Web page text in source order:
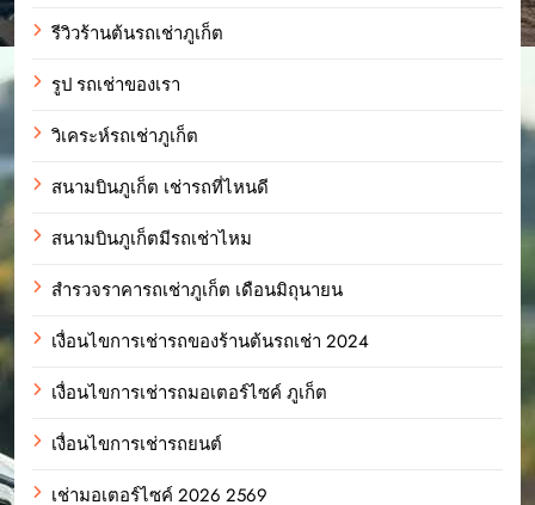
รีวิวร้านต้นรถเช่าภูเก็ต
รูป รถเช่าของเรา
วิเคระห์รถเช่าภูเก็ต
สนามบินภูเก็ต เช่ารถที่ไหนดี
สนามบินภูเก็ตมีรถเช่าไหม
สำรวจราคารถเช่าภูเก็ต เดือนมิถุนายน
เงื่อนไขการเช่ารถของร้านต้นรถเช่า 2024
เงื่อนไขการเช่ารถมอเตอร์ไซค์ ภูเก็ต
เงื่อนไขการเช่ารถยนต์
เช่ามอเตอร์ไซค์ 2026 2569